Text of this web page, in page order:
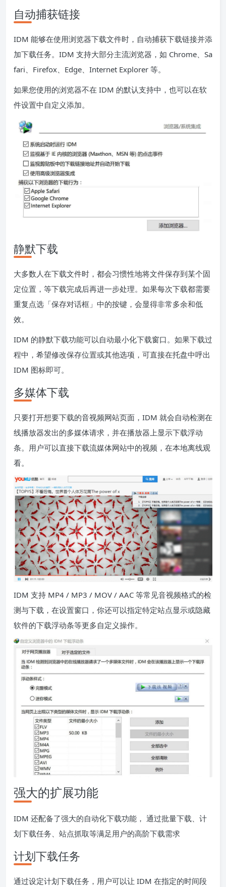
自动捕获链接
IDM 能够在使用浏览器下载文件时，自动捕获下载链接并添
加下载任务。IDM 支持大部分主流浏览器，如 Chrome、Sa
fari、Firefox、Edge、Internet Explorer 等。
如果您使用的浏览器不在 IDM 的默认支持中，也可以在软
件设置中自定义添加。
静默下载
大多数人在下载文件时，都会习惯性地将文件保存到某个固
定位置，等下载完成后再进一步处理。如果每次下载都需要
重复点选「保存对话框」中的按键，会显得非常多余和低
效。
IDM 的静默下载功能可以自动最小化下载窗口。如果下载过
程中，希望修改保存位置或其他选项，可直接在托盘中呼出
IDM 图标即可。
多媒体下载
只要打开想要下载的音视频网站页面，IDM 就会自动检测在
线播放器发出的多媒体请求，并在播放器上显示下载浮动
条。用户可以直接下载流媒体网站中的视频，在本地离线观
看。
IDM 支持 MP4 / MP3 / MOV / AAC 等常见音视频格式的检
测与下载，在设置窗口，你还可以指定特定站点显示或隐藏
软件的下载浮动条等更多自定义操作。
强大的扩展功能
IDM 还配备了强大的自动化下载功能， 通过批量下载、计
划下载任务、站点抓取等满足用户的高阶下载需求
计划下载任务
通过设定计划下载任务，用户可以让 IDM 在指定的时间段